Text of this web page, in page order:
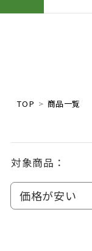
TOP 商品一覧
対象商品：
価格が安い